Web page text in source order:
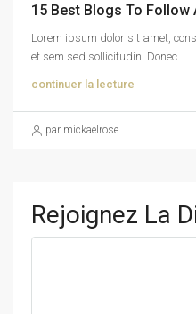
15 Best Blogs To Follow
Lorem ipsum dolor sit amet,
et sem sed sollicitudin. Donec...
continuer la lecture
par mickaelrose
Rejoignez La